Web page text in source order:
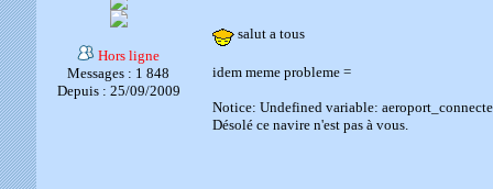
Hors ligne
Messages : 1 848
Depuis : 25/09/2009
salut a tous
idem meme probleme =
Notice: Undefined variable:
Désolé ce navire n'est pas à vous.